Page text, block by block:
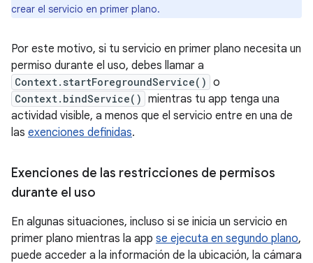
crear el servicio en primer plano.
Por este motivo, si tu servicio en primer plano necesita un
permiso durante el uso, debes llamar a
Context.startForegroundService() o
Context.bindService() mientras tu app tenga una
actividad visible, a menos que el servicio entre en una de
las exenciones definidas.
Exenciones de las restricciones de permisos
durante el uso
En algunas situaciones, incluso si se inicia un servicio en
primer plano mientras la app se ejecuta en segundo plano,
puede acceder a la información de la ubicación, la cámara